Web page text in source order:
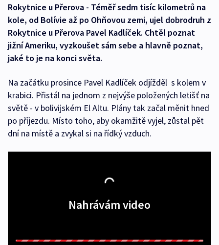
Rokytnice u Přerova - Téměř sedm tisíc kilometrů na
kole, od Bolívie až po Ohňovou zemi, ujel dobrodruh z
Rokytnice u Přerova Pavel Kadlíček. Chtěl poznat
jižní Ameriku, vyzkoušet sám sebe a hlavně poznat,
jaké to je na konci světa.
Na začátku prosince Pavel Kadlíček odjížděl s kolem v
krabici. Přistál na jednom z nejvýše položených letišť na
světě - v bolivijském El Altu. Plány tak začal měnit hned
po příjezdu. Místo toho, aby okamžitě vyjel, zůstal pět
dní na místě a zvykal si na řídký vzduch.
Nahrávám video